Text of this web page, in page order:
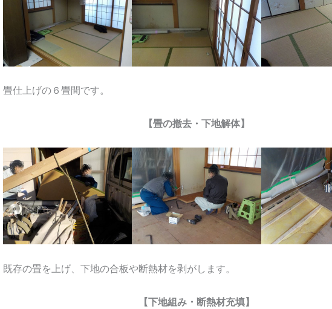
畳仕上げの６畳間です。
【畳の撤去・下地解体】
既存の畳を上げ、下地の合板や断熱材を剥がします。
【下地組み・断熱材充填】